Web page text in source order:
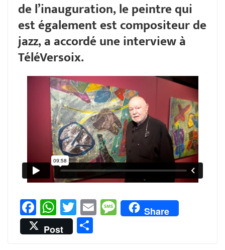
de l’inauguration, le peintre qui
est également est compositeur de
jazz, a accordé une interview à
TéléVersoix.
F
ac
e
W
h
at
T
w
itt
E
M
es
Share
Post